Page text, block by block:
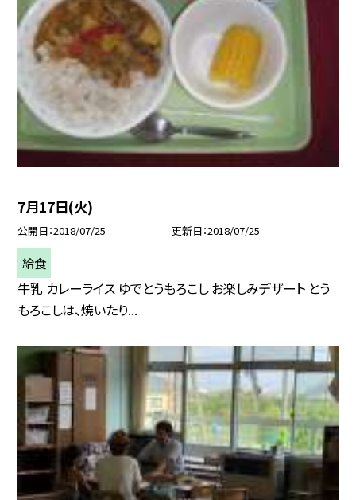
7月17日(火)
公開日 2018/07/25 更新日 2018/07/25
給食
牛乳 カレーライス ゆでとうもろこし お楽しみデザート とう
もろこしは、焼いたり...